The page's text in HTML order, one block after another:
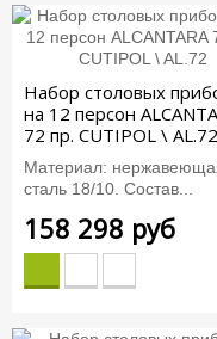
Набор столовых
на 12 персон
72 пр. CUTIPOL \ AL.72
Материал:
сталь 18/10. Состав...
158 298 руб